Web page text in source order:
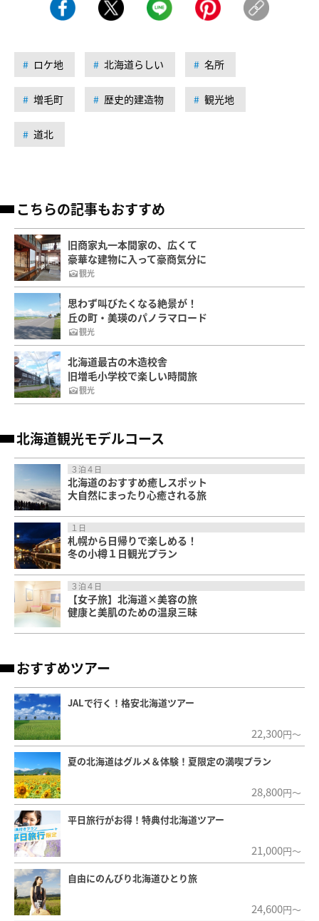
ロケ地 北海道らしい 名所
増毛町 歴史的建造物 観光地
道北
こちらの記事もおすすめ
旧商家丸一本間家の、広くて
豪華な建物に入って豪商気分に
観光
思わず叫びたくなる絶景が！
丘の町・美瑛のパノラマロード
観光
北海道最古の木造校舎
旧増毛小学校で楽しい時間旅
観光
北海道観光モデルコース
３泊４日
北海道のおすすめ癒しスポット
大自然にまったり心癒される旅
１日
札幌から日帰りで楽しめる！
冬の小樽１日観光プラン
３泊４日
【女子旅】北海道×美容の旅
健康と美肌のための温泉三昧
おすすめツアー
JALで行く！格安北海道ツアー
22,300円～
夏の北海道はグルメ＆体験！夏限定の満喫プラン
28,800円～
平日旅行がお得！特典付北海道ツアー
21,000円～
自由にのんびり北海道ひとり旅
24,600円～